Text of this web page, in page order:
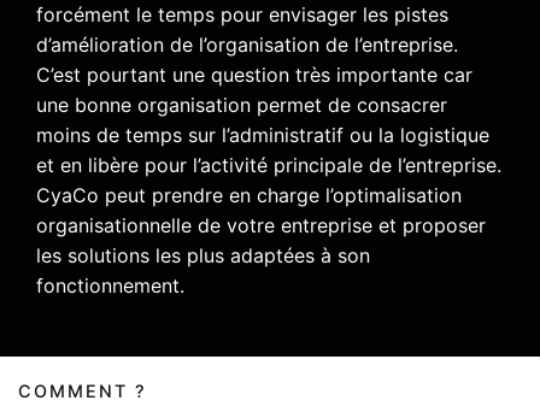
forcément le temps pour envisager les pistes
d’amélioration de l’organisation de l’entreprise.
C’est pourtant une question très importante car
une bonne organisation permet de consacrer
moins de temps sur l’administratif ou la logistique
et en libère pour l’activité principale de l’entreprise.
CyaCo peut prendre en charge l’optimalisation
organisationnelle de votre entreprise et proposer
les solutions les plus adaptées à son
fonctionnement.
COMMENT ?